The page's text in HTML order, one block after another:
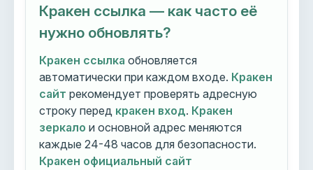
Кракен ссылка — как часто её
нужно обновлять?
Кракен ссылка обновляется
автоматически при каждом входе. Кракен
сайт рекомендует проверять адресную
строку перед кракен вход. Кракен
зеркало и основной адрес меняются
каждые 24-48 часов для безопасности.
Кракен официальный сайт